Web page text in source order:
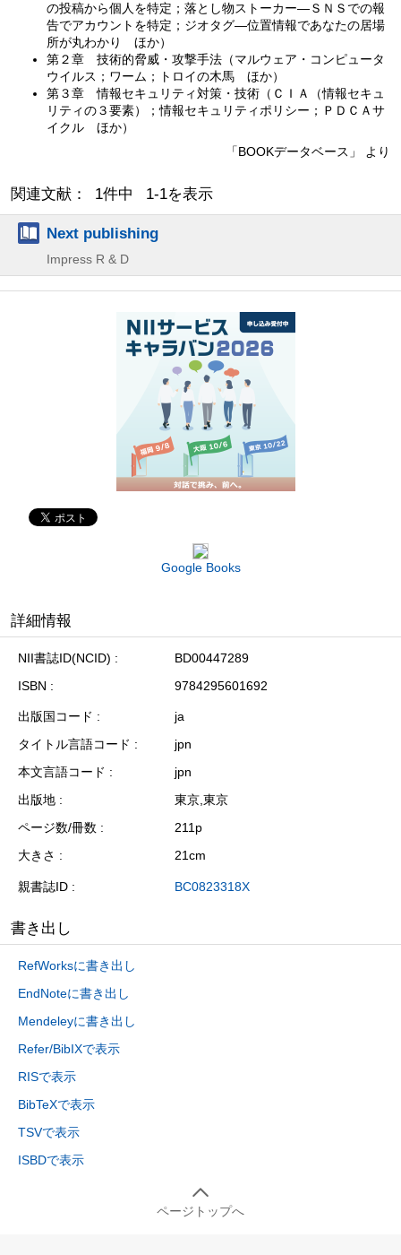
の投稿から個人を特定；落とし物ストーカー—ＳＮＳでの報
告でアカウントを特定；ジオタグ—位置情報であなたの居場
所が丸わかり ほか）
第２章 技術的脅威・攻撃手法（マルウェア・コンピュータ
ウイルス；ワーム；トロイの木馬 ほか）
第３章 情報セキュリティ対策・技術（ＣＩＡ（情報セキュ
リティの３要素）；情報セキュリティポリシー；ＰＤＣＡサ
イクル ほか）
「BOOKデータベース」 より
関連文献： 1件中 1-1を表示
Next publishing
Impress R & D
Google Books
詳細情報
NII書誌ID(NCID)
BD00447289
ISBN
9784295601692
出版国コード
ja
タイトル言語コード
jpn
本文言語コード
jpn
出版地
東京,東京
ページ数/冊数
211p
大きさ
21cm
親書誌ID BC0823318X
書き出し
RefWorksに書き出し
EndNoteに書き出し
Mendeleyに書き出し
Refer/BibIXで表示
RISで表示
BibTeXで表示
TSVで表示
ISBDで表示
ページトップへ